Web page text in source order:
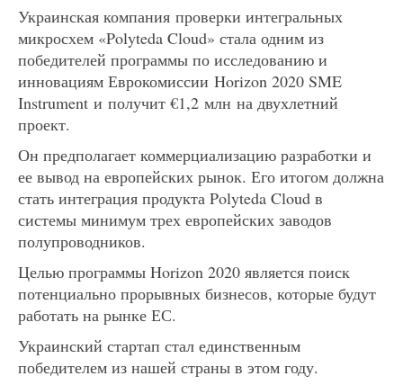
Украинская компания проверки интегральных
микросхем «Polyteda Cloud» стала одним из
победителей программы по исследованию и
инновациям Еврокомиссии Horizon 2020 SME
Instrument и получит €1,2 млн на двухлетний
проект.
Он предполагает коммерциализацию разработки и
ее вывод на европейских рынок. Его итогом должна
стать интеграция продукта Polyteda Cloud в
системы минимум трех европейских заводов
полупроводников.
Целью программы Horizon 2020 является поиск
потенциально прорывных бизнесов, которые будут
работать на рынке ЕС.
Украинский стартап стал единственным
победителем из нашей страны в этом году.